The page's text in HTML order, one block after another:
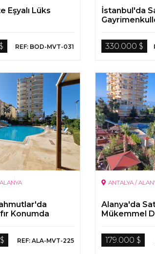
Eşyalı Lüks
REF: BOD-MVT-031
İstanbul'da
330.000 $
Konumda
REF: ALA-MVT-225
ANTALYA /
Alanya'da
Mükemmel
179.000 $